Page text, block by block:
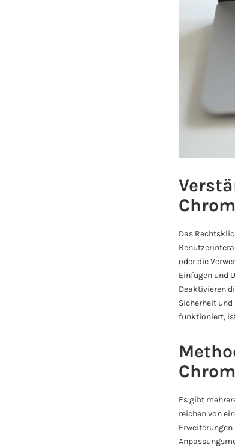
Das
oder die
Einfügen und
Deaktivieren
Sicherheit
funktioniert,
Es gibt
reichen von